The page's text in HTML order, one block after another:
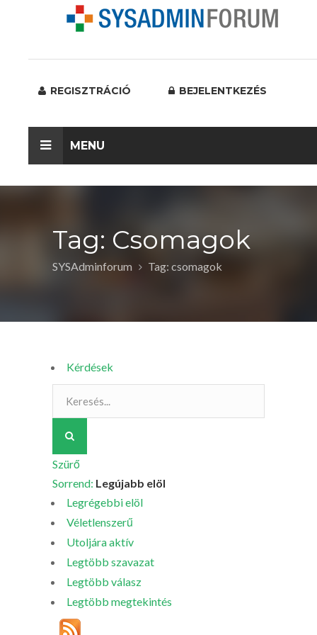
REGISZTRÁCIÓ BEJELENTKEZÉS
MENU
Tag: Csomagok
SYSAdminforum Tag: csomagok
Kérdések
Szürő
Sorrend: Legújabb elöl
Legrégebbi elöl
Véletlenszerű
Utoljára aktív
Legtöbb szavazat
Legtöbb válasz
Legtöbb megtekintés